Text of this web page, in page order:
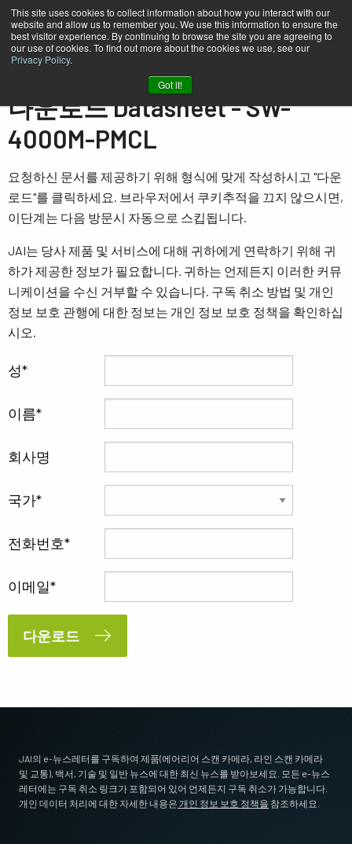
This site uses cookies to collect information about how you interact with our
website and allow us to remember you. We use this information to ensure the
best visitor experience. By continuing to browse the site you are agreeing to
our use of cookies. To find out more about the cookies we use, see our
Privacy Policy.
Got it!
다운로드 Datasheet - SW-
4000M-PMCL
요청하신 문서를 제공하기 위해 형식에 맞게 작성하시고 "다운
로드"를 클릭하세요. 브라우저에서 쿠키추적을 끄지 않으시면,
이단계는 다음 방문시 자동으로 스킵됩니다.
JAI는 당사 제품 및 서비스에 대해 귀하에게 연락하기 위해 귀
하가 제공한 정보가 필요합니다. 귀하는 언제든지 이러한 커뮤
니케이션을 수신 거부할 수 있습니다. 구독 취소 방법 및 개인
정보 보호 관행에 대한 정보는 개인 정보 보호 정책을 확인하십
시오.
성
이름
회사명
국가
전화번호
이메일
다운로드
JAI의 e-뉴스레터를 구독하여 제품(에어리어 스캔 카메라, 라인 스캔 카메라
및 교통), 백서, 기술 및 일반 뉴스에 대한 최신 뉴스를 받아보세요. 모든 e-뉴스
레터에는 구독 취소 링크가 포함되어 있어 언제든지 구독 취소가 가능합니다.
개인 데이터 처리에 대한 자세한 내용은 개인 정보 보호 정책을 참조하세요.